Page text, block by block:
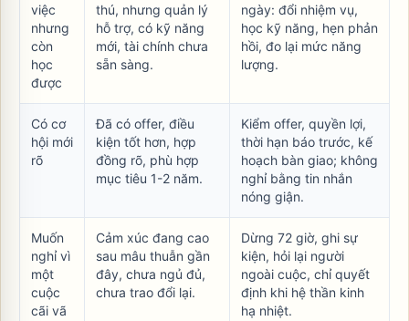
việc
nhưng
còn
học
được
thú, nhưng quản lý
hỗ trợ, có kỹ năng
mới, tài chính chưa
sẵn sàng.
ngày: đổi nhiệm vụ,
học kỹ năng, hẹn phản
hồi, đo lại mức năng
lượng.
Có cơ
hội mới
rõ
Đã có offer, điều
kiện tốt hơn, hợp
đồng rõ, phù hợp
mục tiêu 1-2 năm.
Kiểm offer, quyền lợi,
thời hạn báo trước, kế
hoạch bàn giao; không
nghỉ bằng tin nhắn
nóng giận.
Muốn
nghỉ vì
một
cuộc
cãi vã
Cảm xúc đang cao
sau mâu thuẫn gần
đây, chưa ngủ đủ,
chưa trao đổi lại.
Dừng 72 giờ, ghi sự
kiện, hỏi lại người
ngoài cuộc, chỉ quyết
định khi hệ thần kinh
hạ nhiệt.